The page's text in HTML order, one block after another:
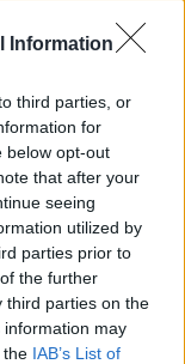
Information
third parties, or
for
below opt-out
that after your
seeing
utilized by
parties prior to
the further
third parties on the
information may
the IAB’s List of
felállítja a
alá
de
a kérdést. A
rendelik el,
szedi
magáról
az
a
nyújt. Attól,
el magát